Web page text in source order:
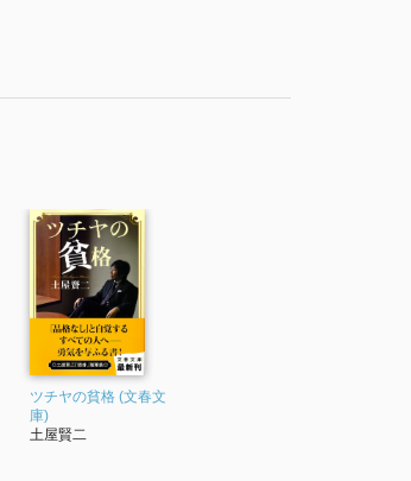
ツチヤの貧格 (文春文
庫)
土屋賢二